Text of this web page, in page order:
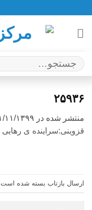
content
جستجو
برای:
۲۵۹۳۶
منتشر شده در ۲۱/۱۱/
قزوینی:سراینده ی رهایی
ارسال بازتاب بسته شده است